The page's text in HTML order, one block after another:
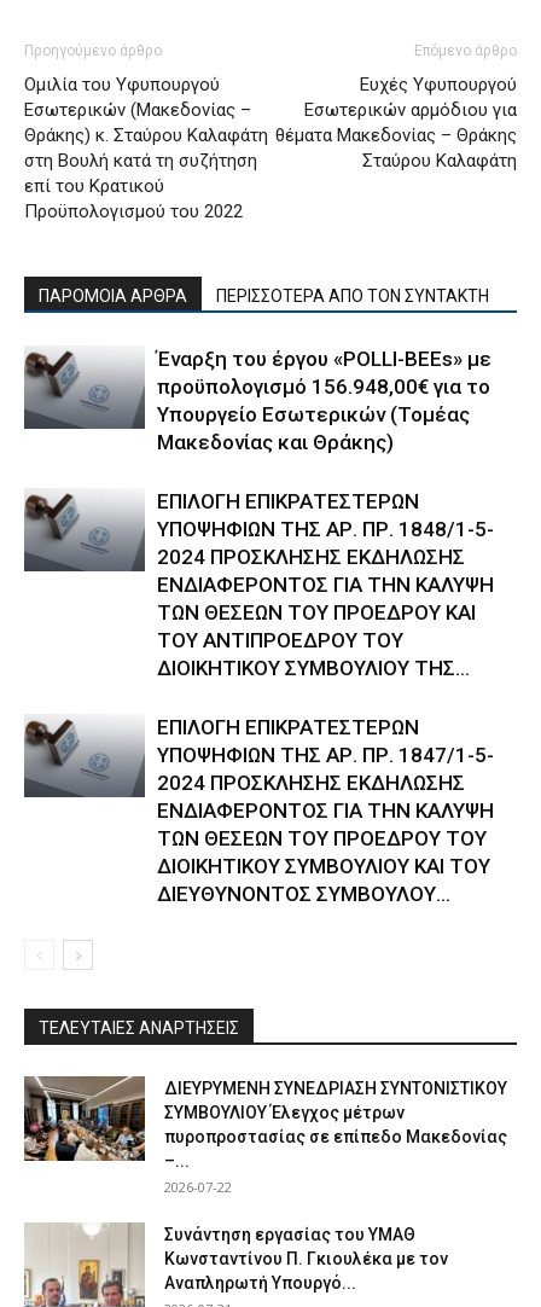
Προηγούμενο άρθρο
Ομιλία του Υφυπουργού
Εσωτερικών (Μακεδονίας –
Θράκης) κ. Σταύρου Καλαφάτη
στη Βουλή κατά τη συζήτηση
επί του Κρατικού
Προϋπολογισμού του 2022
Επόμενο άρθρο
Ευχές Υφυπουργού
Εσωτερικών αρμόδιου για
θέματα Μακεδονίας – Θράκης
Σταύρου Καλαφάτη
ΠΑΡΟΜΟΙΑ ΑΡΘΡΑ ΠΕΡΙΣΣΟΤΕΡΑ ΑΠΟ ΤΟΝ ΣΥΝΤΑΚΤΗ
Έναρξη του έργου «POLLI-BEEs» με
προϋπολογισμό 156.948,00€ για το
Υπουργείο Εσωτερικών (Τομέας
Μακεδονίας και Θράκης)
ΕΠΙΛΟΓΗ ΕΠΙΚΡΑΤΕΣΤΕΡΩΝ
ΥΠΟΨΗΦΙΩΝ ΤΗΣ ΑΡ. ΠΡ. 1848/1-5-
2024 ΠΡΟΣΚΛΗΣΗΣ ΕΚΔΗΛΩΣΗΣ
ΕΝΔΙΑΦΕΡΟΝΤΟΣ ΓΙΑ ΤΗΝ ΚΑΛΥΨΗ
ΤΩΝ ΘΕΣΕΩΝ ΤΟΥ ΠΡΟΕΔΡΟΥ ΚΑΙ
ΤΟΥ ΑΝΤΙΠΡΟΕΔΡΟΥ ΤΟΥ
ΔΙΟΙΚΗΤΙΚΟΥ ΣΥΜΒΟΥΛΙΟΥ ΤΗΣ...
ΕΠΙΛΟΓΗ ΕΠΙΚΡΑΤΕΣΤΕΡΩΝ
ΥΠΟΨΗΦΙΩΝ ΤΗΣ ΑΡ. ΠΡ. 1847/1-5-
2024 ΠΡΟΣΚΛΗΣΗΣ ΕΚΔΗΛΩΣΗΣ
ΕΝΔΙΑΦΕΡΟΝΤΟΣ ΓΙΑ ΤΗΝ ΚΑΛΥΨΗ
ΤΩΝ ΘΕΣΕΩΝ ΤΟΥ ΠΡΟΕΔΡΟΥ ΤΟΥ
ΔΙΟΙΚΗΤΙΚΟΥ ΣΥΜΒΟΥΛΙΟΥ ΚΑΙ ΤΟΥ
ΔΙΕΥΘΥΝΟΝΤΟΣ ΣΥΜΒΟΥΛΟΥ...
ΤΕΛΕΥΤΑΙΕΣ ΑΝΑΡΤΗΣΕΙΣ
ΔΙΕΥΡΥΜΕΝΗ ΣΥΝΕΔΡΙΑΣΗ ΣΥΝΤΟΝΙΣΤΙΚΟΥ
ΣΥΜΒΟΥΛΙΟΥ Έλεγχος μέτρων
πυροπροστασίας σε επίπεδο Μακεδονίας
–...
2026-07-22
Συνάντηση εργασίας του ΥΜΑΘ
Κωνσταντίνου Π. Γκιουλέκα με τον
Αναπληρωτή Υπουργό...